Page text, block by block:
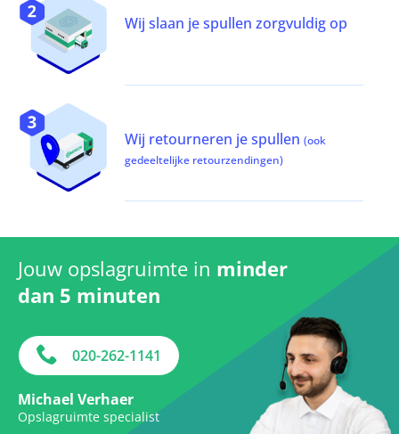
Wij slaan je spullen zorgvuldig op
Wij retourneren je spullen (ook
gedeeltelijke retourzendingen)
Jouw opslagruimte in minder
dan 5 minuten
020-262-1141
Michael Verhaer
Opslagruimte specialist